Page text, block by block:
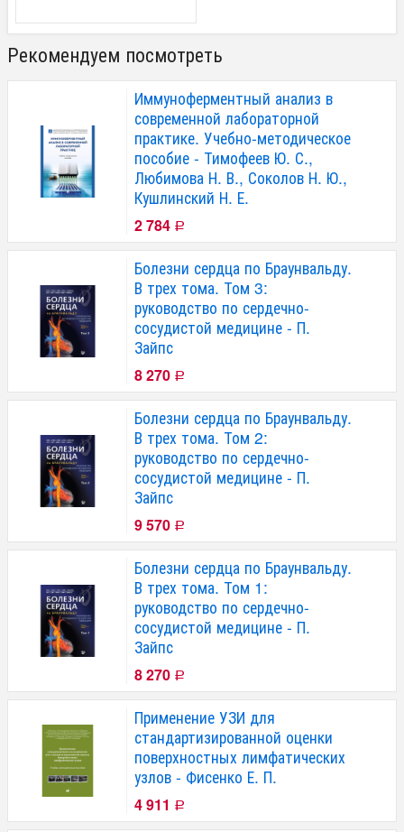
Рекомендуем посмотреть
Иммуноферментный анализ в
современной лабораторной
практике. Учебно-методическое
пособие - Тимофеев Ю. С.,
Любимова Н. В., Соколов Н. Ю.,
Кушлинский Н. Е.
2 784 Р
Болезни сердца по Браунвальду.
В трех тома. Том 3:
руководство по сердечно-
сосудистой медицине - П.
Зайпс
8 270 Р
Болезни сердца по Браунвальду.
В трех тома. Том 2:
руководство по сердечно-
сосудистой медицине - П.
Зайпс
9 570 Р
Болезни сердца по Браунвальду.
В трех тома. Том 1:
руководство по сердечно-
сосудистой медицине - П.
Зайпс
8 270 Р
Применение УЗИ для
стандартизированной оценки
поверхностных лимфатических
узлов - Фисенко Е. П.
4 911 Р